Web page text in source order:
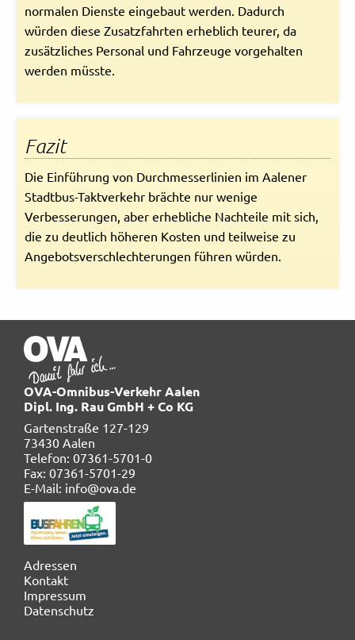
normalen Dienste eingebaut werden. Dadurch
würden diese Zusatzfahrten erheblich teurer, da
zusätzliches Personal und Fahrzeuge vorgehalten
werden müsste.
Fazit
Die Einführung von Durchmesserlinien im Aalener
Stadtbus-Taktverkehr brächte nur wenige
Verbesserungen, aber erhebliche Nachteile mit sich,
die zu deutlich höheren Kosten und teilweise zu
Angebotsverschlechterungen führen würden.
OVA-Omnibus-Verkehr Aalen
Dipl. Ing. Rau GmbH + Co KG
Gartenstraße 127-129
73430 Aalen
Telefon: 07361-5701-0
Fax: 07361-5701-29
E-Mail: info@ova.de
Navigation
überspringen
Adressen
Kontakt
Impressum
Datenschutz